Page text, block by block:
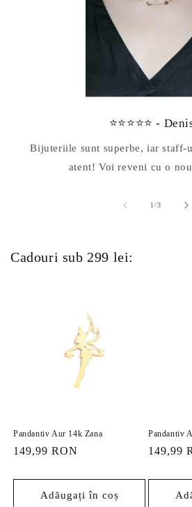
⭐⭐⭐⭐⭐ -
Bijuteriile sunt superbe, iar staff-
atent! Voi reveni cu o
1/din
3
Cadouri sub 299 lei:
Pandantiv Aur 14k Zana
Preț
149,99 RON
Adăugați în coș
Pandantiv
Preț
149,99